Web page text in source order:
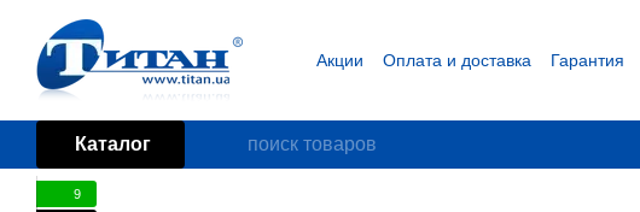
Перейти к основному контенту
Акции Оплата и доставка Гарантия
Каталог
9